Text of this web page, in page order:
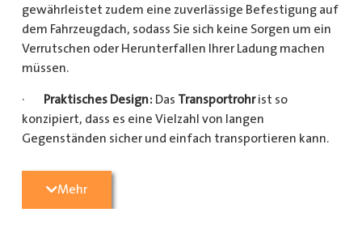
gewährleistet zudem eine zuverlässige Befestigung auf
dem Fahrzeugdach, sodass Sie sich keine Sorgen um ein
Verrutschen oder Herunterfallen Ihrer Ladung machen
müssen.
· Praktisches Design: Das Transportrohrist so
konzipiert, dass es eine Vielzahl von langen
Gegenständen sicher und einfach transportieren kann.
Kunststoffrohre für den Sanitärbereich oder Holzlatten
für den Bau benötigen, dieses
Mehr